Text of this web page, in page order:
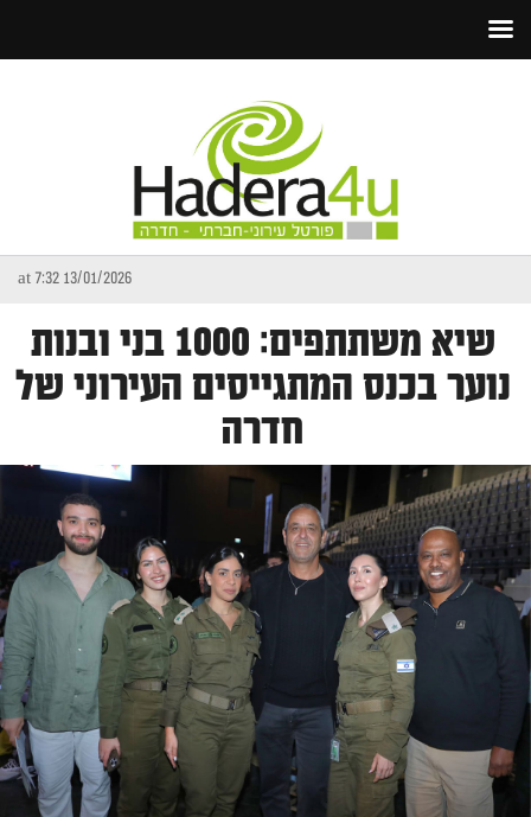
13/01/2026 at 7:32
שיא משתתפים: 1000 בני ובנות
נוער בכנס המתגייסים העירוני של
חדרה